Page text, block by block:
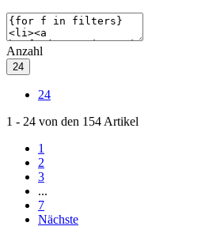
Anzahl
24
24
1 - 24 von den 154 Artikel
1
2
3
...
7
Nächste